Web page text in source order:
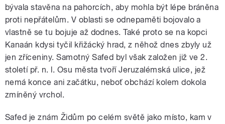
bývala stavěna na pahorcích, aby mohla být lépe bráněna
proti nepřátelům. V oblasti se odnepaměti bojovalo a
vlastně se tu bojuje až dodnes. Také proto se na kopci
Kanaán kdysi tyčil křižácký hrad, z něhož dnes zbyly už
jen zříceniny. Samotný Safed byl však založen již ve 2.
století př. n. l. Osu města tvoří Jeruzalémská ulice, jež
nemá konce ani začátku, neboť obchází kolem dokola
zmíněný vrchol.
Safed je znám Židům po celém světě jako místo, kam v